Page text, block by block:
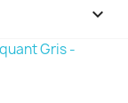
keyboard_arrow_down
Gris -